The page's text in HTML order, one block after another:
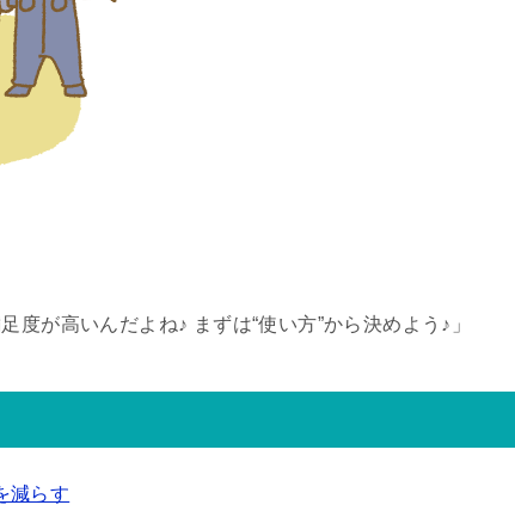
度が高いんだよね♪ まずは“使い方”から決めよう♪」
減らす